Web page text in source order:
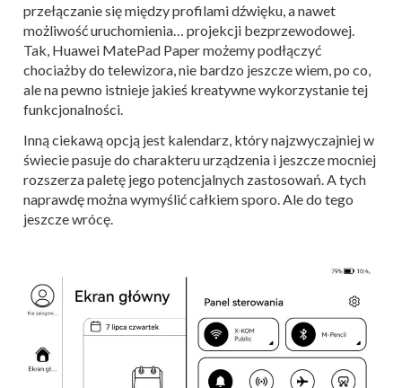
przełączanie się między profilami dźwięku, a nawet
możliwość uruchomienia… projekcji bezprzewodowej.
Tak, Huawei MatePad Paper możemy podłączyć
chociażby do telewizora, nie bardzo jeszcze wiem, po co,
ale na pewno istnieje jakieś kreatywne wykorzystanie tej
funkcjonalności.
Inną ciekawą opcją jest kalendarz, który najzwyczajniej w
świecie pasuje do charakteru urządzenia i jeszcze mocniej
rozszerza paletę jego potencjalnych zastosowań. A tych
naprawdę można wymyślić całkiem sporo. Ale do tego
jeszcze wrócę.